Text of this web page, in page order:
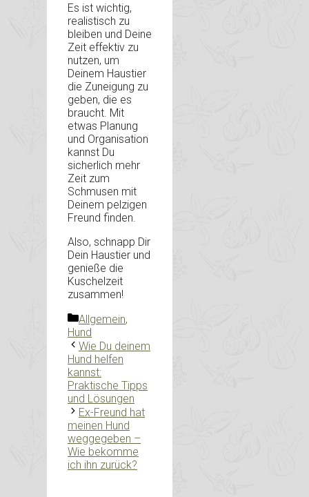
Es ist wichtig,
realistisch zu
bleiben und Deine
Zeit effektiv zu
nutzen, um
Deinem Haustier
die Zuneigung zu
geben, die es
braucht. Mit
etwas Planung
und Organisation
kannst Du
sicherlich mehr
Zeit zum
Schmusen mit
Deinem pelzigen
Freund finden.
Also, schnapp Dir
Dein Haustier und
genieße die
Kuschelzeit
zusammen!
Kategorien
Allgemein,
Hund
Wie Du deinem
Hund helfen
kannst:
Praktische Tipps
und Lösungen
Ex-Freund hat
meinen Hund
weggegeben –
Wie bekomme
ich ihn zurück?